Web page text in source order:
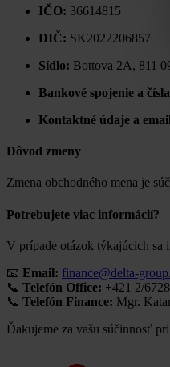
IČO: 36614815
DIČ: SK2022206857
Sídlo: Bottova 2A, 811
Bankové spojenie a
Kontaktné údaje a
Dôvod zmeny
Zmena obchodného mena je
Potrebujete viac informácií?
V prípade otázok týkajúcich sa
📧 Email: finance@delta-
📞 Telefón Office: +421 2/
📞 Telefón Finance: Mgr.
Ďakujeme za vašu súčinnosť